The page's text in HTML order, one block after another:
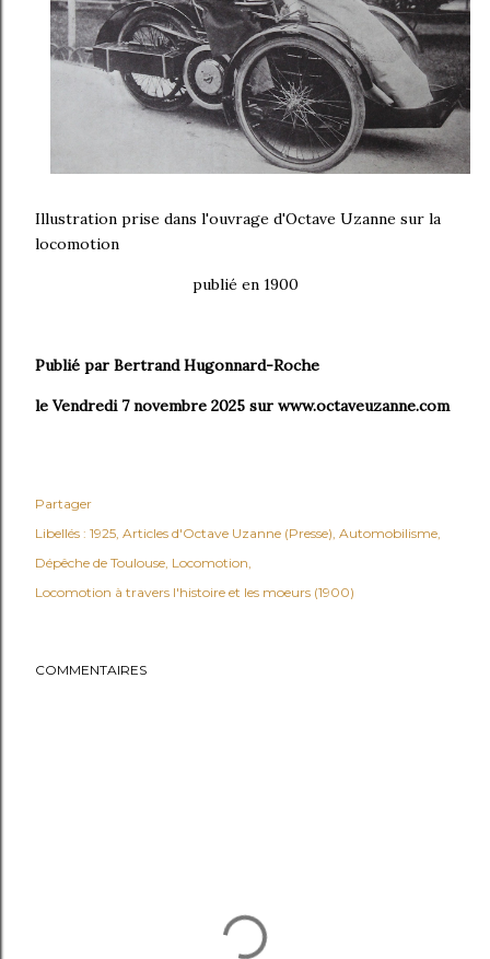
Illustration prise dans l'ouvrage d'Octave Uzanne sur la
locomotion
publié en 1900
Publié par Bertrand Hugonnard-Roche
le Vendredi 7 novembre 2025 sur www.octaveuzanne.com
Partager
Libellés : 1925 Articles d'Octave Uzanne (Presse) Automobilisme
Dépêche de Toulouse Locomotion
Locomotion à travers l'histoire et les moeurs (1900)
COMMENTAIRES